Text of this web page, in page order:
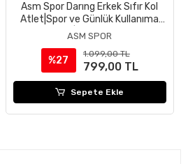
Asm Spor Darıng Erkek Sıfır Kol
Atlet|Spor ve Günlük Kullanıma
Uygun|Nefes Alabilir
ASM SPOR
%27
1.099,00 TL
799,00 TL
Sepete Ekle